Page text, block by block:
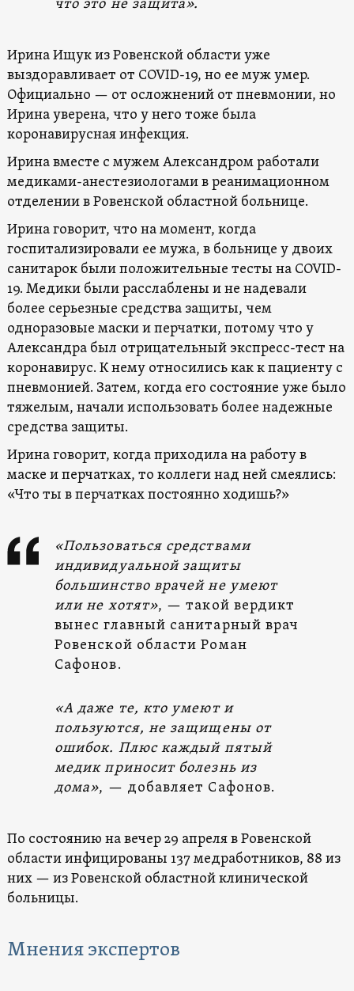
что это не защита».
Ирина Ищук из Ровенской области уже
выздоравливает от COVID-19, но ее муж умер.
Официально — от осложнений от пневмонии, но
Ирина уверена, что у него тоже была
коронавирусная инфекция.
Ирина вместе с мужем Александром работали
медиками-анестезиологами в реанимационном
отделении в Ровенской областной больнице.
Ирина говорит, что на момент, когда
госпитализировали ее мужа, в больнице у двоих
санитарок были положительные тесты на COVID-
19. Медики были расслаблены и не надевали
более серьезные средства защиты, чем
одноразовые маски и перчатки, потому что у
Александра был отрицательный экспресс-тест на
коронавирус. К нему относились как к пациенту с
пневмонией. Затем, когда его состояние уже было
тяжелым, начали использовать более надежные
средства защиты.
Ирина говорит, когда приходила на работу в
маске и перчатках, то коллеги над ней смеялись:
«Что ты в перчатках постоянно ходишь?»
«Пользоваться средствами
индивидуальной защиты
большинство врачей не умеют
или не хотят», — такой вердикт
вынес главный санитарный врач
Ровенской области Роман
Сафонов.
«А даже те, кто умеют и
пользуются, не защищены от
ошибок. Плюс каждый пятый
медик приносит болезнь из
дома», — добавляет Сафонов.
По состоянию на вечер 29 апреля в Ровенской
области инфицированы 137 медработников, 88 из
них — из Ровенской областной клинической
больницы.
Мненияэкспертов